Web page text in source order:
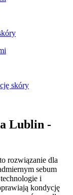
skóry
Lublin -
rozwiązanie dla
sebum
i
kondycję